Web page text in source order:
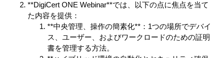
**DigiCert ONE Webinar**では、以下の点に焦点を当て
た内容を提供：
**中央管理、操作の簡素化**：1つの場所でデバイ
ス、ユーザー、およびワークロードのための証明
書を管理する方法。